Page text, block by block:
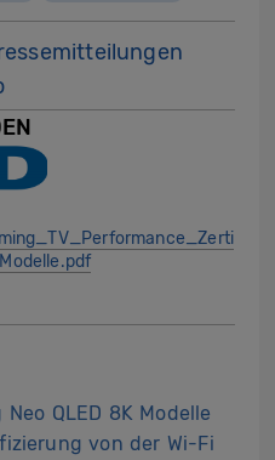
QLED 8K Modelle
von der Wi-Fi